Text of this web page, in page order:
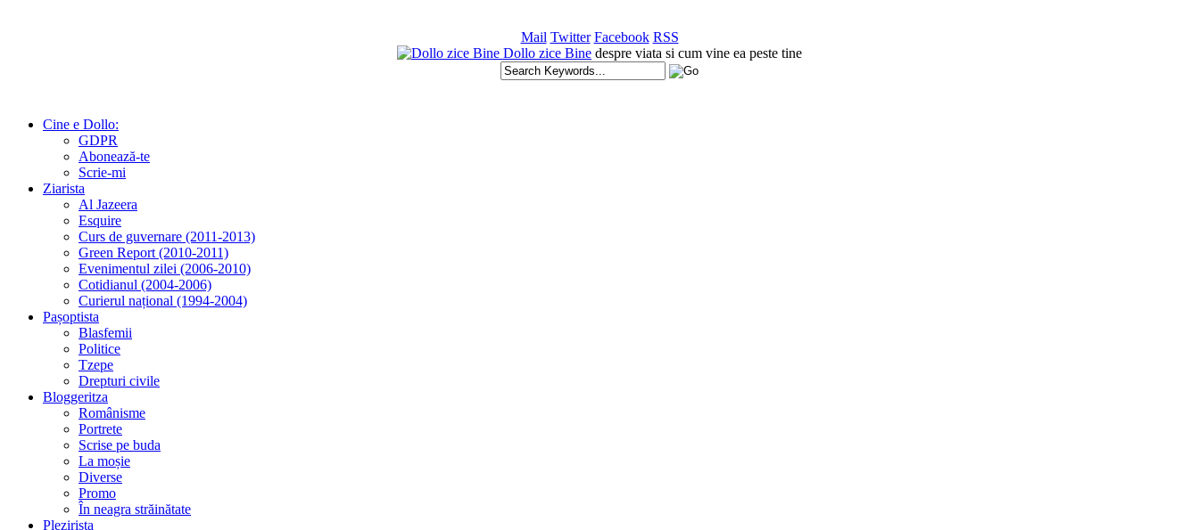
Mail Twitter Facebook RSS
Dollo zice Bine despre viata si cum vine ea peste tine
Cine e Dollo:
GDPR
Abonează-te
Scrie-mi
Ziarista
Al Jazeera
Esquire
Curs de guvernare (2011-2013)
Green Report (2010-2011)
Evenimentul zilei (2006-2010)
Cotidianul (2004-2006)
Curierul național (1994-2004)
Pașoptista
Blasfemii
Politice
Tzepe
Drepturi civile
Bloggeritza
Românisme
Portrete
Scrise pe buda
La moșie
Diverse
Promo
În neagra străinătate
Plezirista